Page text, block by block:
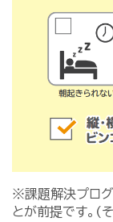
※課題解決プログ
とが前提です。(